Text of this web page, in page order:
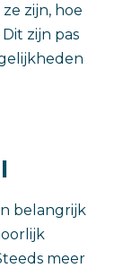
zijn, hoe
zijn pas
belangrijk
meer